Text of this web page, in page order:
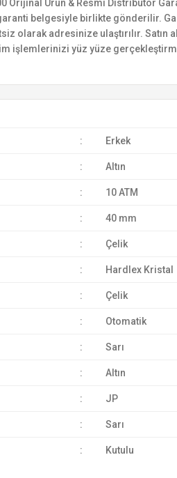
Orijinal Ürün & Resmi Distribütör
belgesiyle birlikte gönderilir.
olarak adresinize ulaştırılır.
işlemlerinizi yüz yüze
: Erkek
: Altın
: 10 ATM
: 40 mm
: Çelik
: Hardlex Kristal
: Çelik
: Otomatik
: Sarı
: Altın
: JP
: Sarı
: Kutulu